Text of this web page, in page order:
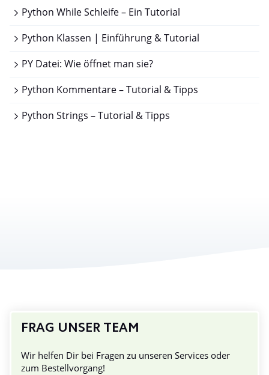
Python While Schleife – Ein Tutorial
Python Klassen | Einführung & Tutorial
PY Datei: Wie öffnet man sie?
Python Kommentare – Tutorial & Tipps
Python Strings – Tutorial & Tipps
FRAG UNSER TEAM
Wir helfen Dir bei Fragen zu unseren Services oder
zum Bestellvorgang!